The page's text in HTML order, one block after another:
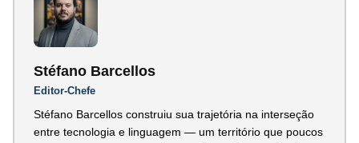
Stéfano Barcellos
Editor-Chefe
Stéfano Barcellos construiu sua trajetória na interseção
entre tecnologia e linguagem — um território que poucos